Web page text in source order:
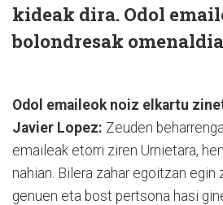
kideak dira. Odol
bolondresak
Odol emaileok noiz elkartu
Javier Lopez: Zeuden
emaileak etorri ziren Urnietara,
nahian. Bilera zahar egoitzan egin
genuen eta bost pertsona hasi